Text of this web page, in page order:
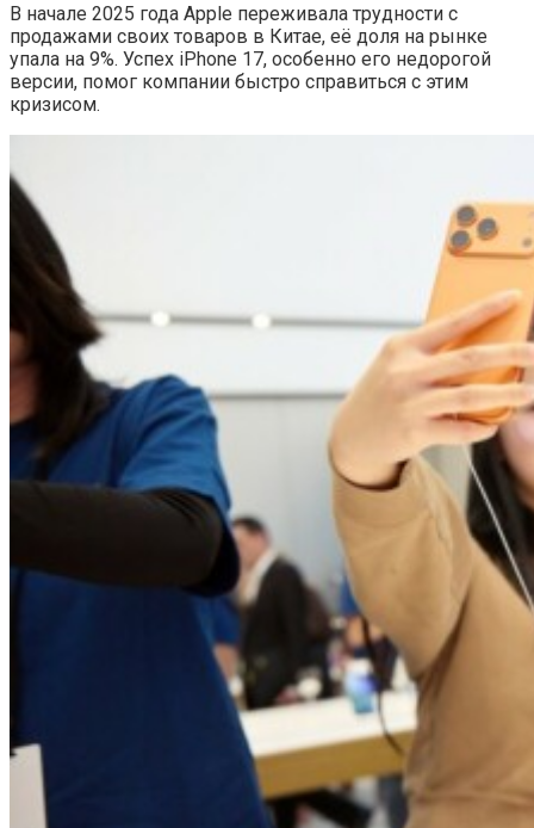
В начале 2025 года Apple переживала трудности с
продажами своих товаров в Китае, её доля на рынке
упала на 9%. Успех iPhone 17, особенно его недорогой
версии, помог компании быстро справиться с этим
кризисом.